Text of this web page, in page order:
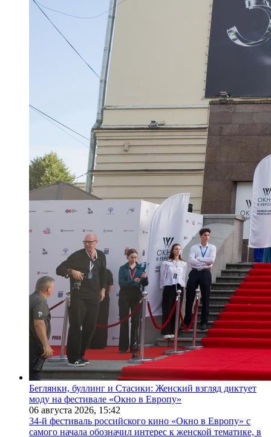
Беглянки, буллинг и Стасики: Женский взгляд диктует
моду на фестивале «Окно в Европу»
06 августа 2026, 15:42
34-й фестиваль российского кино «Окно в Европу» с
самого начала обозначил интерес к женской тематике, в